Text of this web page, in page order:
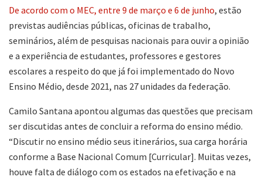
De acordo com o MEC, entre 9 de março e 6 de junho, estão
previstas audiências públicas, oficinas de trabalho,
seminários, além de pesquisas nacionais para ouvir a opinião
e a experiência de estudantes, professores e gestores
escolares a respeito do que já foi implementado do Novo
Ensino Médio, desde 2021, nas 27 unidades da federação.
Camilo Santana apontou algumas das questões que precisam
ser discutidas antes de concluir a reforma do ensino médio.
“Discutir no ensino médio seus itinerários, sua carga horária
conforme a Base Nacional Comum [Curricular]. Muitas vezes,
houve falta de diálogo com os estados na efetivação e na